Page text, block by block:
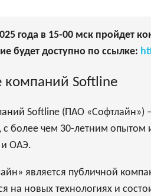
года в 15-00 мск пройдет
будет доступно по ссылке:
компаний Softline
Softline (ПАО
c более чем 30-летним опытом
ОАЭ.
является публичной
на новых технологиях и